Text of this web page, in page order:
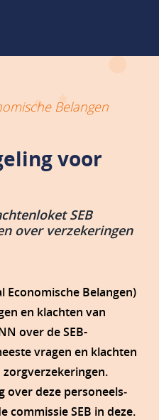
Belangen
voor
SEB
over verzekeringen
Economische Belangen)
en klachten van
over de SEB-
vragen en klachten
over deze personeels­
commissie SEB in deze.